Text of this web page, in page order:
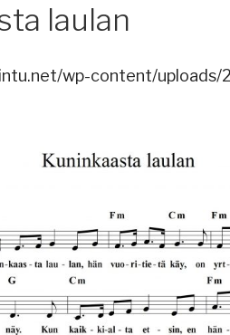
laulan
wp-content/uploads/